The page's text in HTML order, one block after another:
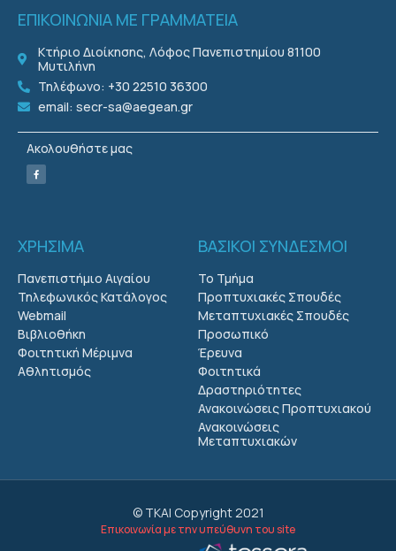
ΕΠΙΚΟΙΝΩΝΙΑ ΜΕ ΓΡΑΜΜΑΤΕΙΑ
Κτήριο Διοίκησης, Λόφος Πανεπιστημίου 81100
Μυτιλήνη
Τηλέφωνο: +30 22510 36300
email: secr-sa@aegean.gr
Ακολουθήστε μας
ΧΡΗΣΙΜΑ
Πανεπιστήμιο Αιγαίου
Τηλεφωνικός Κατάλογος
Webmail
Βιβλιοθήκη
Φοιτητική Μέριμνα
Αθλητισμός
ΒΑΣΙΚΟΙ ΣΥΝΔΕΣΜΟΙ
Το Τμήμα
Προπτυχιακές Σπουδές
Μεταπτυχιακές Σπουδές
Προσωπικό
Έρευνα
Φοιτητικά
Δραστηριότητες
Ανακοινώσεις Προπτυχιακού
Ανακοινώσεις
Μεταπτυχιακών
© ΤΚΑΙ Copyright 2021
Επικοινωνία με την υπεύθυνη του site